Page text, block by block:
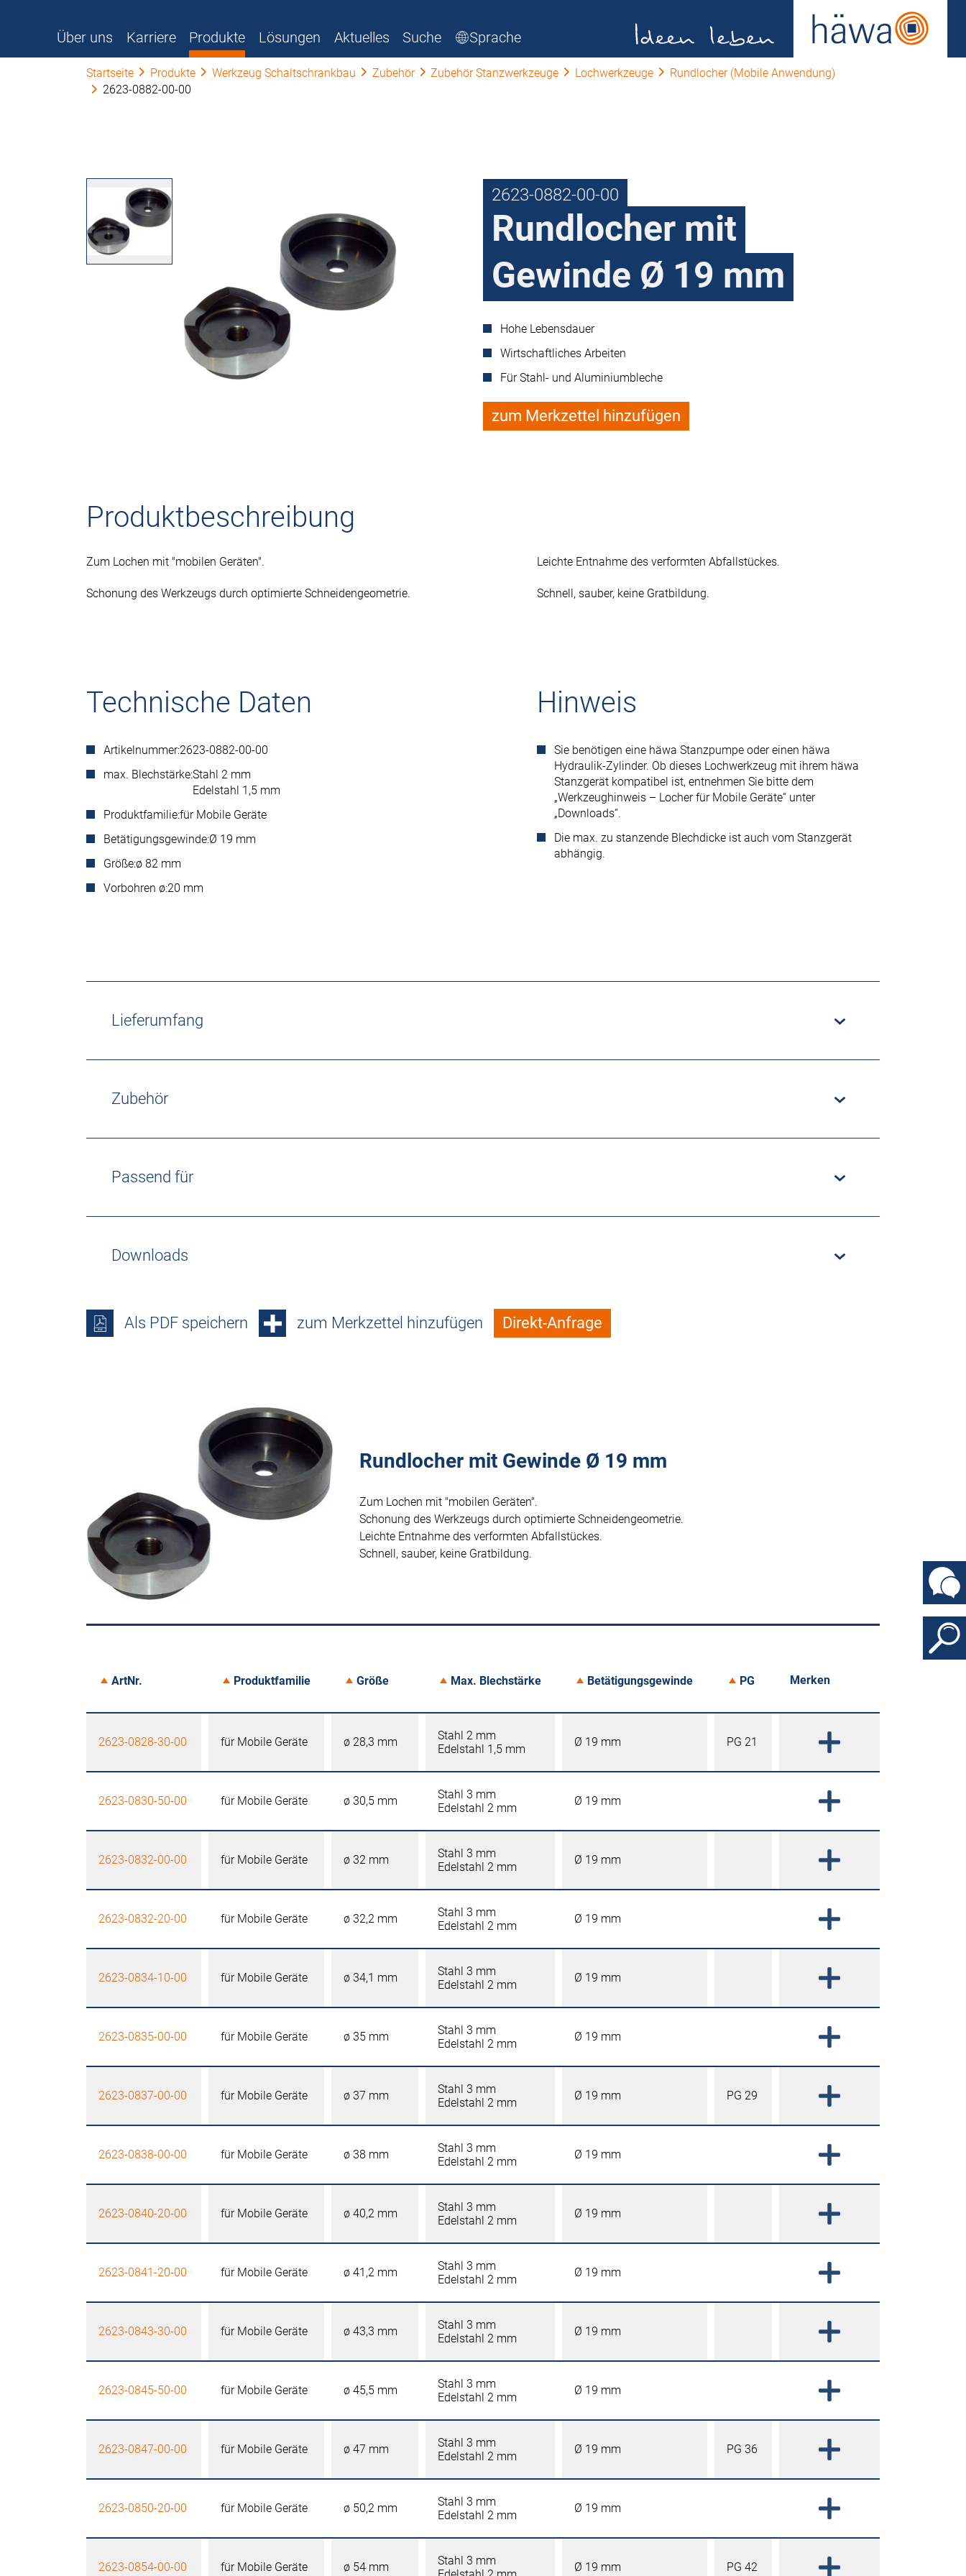
Über uns Karriere Produkte Lösungen Aktuelles Suche Sprache
Startseite Produkte Werkzeug Schaltschrankbau Zubehör Zubehör Stanzwerkzeuge Lochwerkzeuge
Rundlocher (Mobile Anwendung)
2623-0882-00-00
2623-0882-00-00
Rundlocher mit
Gewinde Ø 19 mm
Hohe Lebensdauer
Wirtschaftliches Arbeiten
Für Stahl- und Aluminiumbleche
zum Merkzettel hinzufügen
Produktbeschreibung
Zum Lochen mit "mobilen Geräten".
Schonung des Werkzeugs durch optimierte Schneidengeometrie.
Leichte Entnahme des verformten Abfallstückes.
Schnell, sauber, keine Gratbildung.
Technische Daten
Artikelnummer:2623-0882-00-00
max. Blechstärke:Stahl 2 mm
Edelstahl 1,5 mm
Produktfamilie:für Mobile Geräte
Betätigungsgewinde:Ø 19 mm
Größe:ø 82 mm
Vorbohren ø:20 mm
Hinweis
Sie benötigen eine häwa Stanzpumpe oder einen häwa
Hydraulik-Zylinder. Ob dieses Lochwerkzeug mit ihrem häwa
Stanzgerät kompatibel ist, entnehmen Sie bitte dem
„Werkzeughinweis – Locher für Mobile Geräte“ unter
„Downloads“.
Die max. zu stanzende Blechdicke ist auch vom Stanzgerät
abhängig.
Lieferumfang
Zubehör
Passend für
Downloads
Als PDF speichern zum Merkzettel hinzufügen Direkt-Anfrage
Rundlocher mit Gewinde Ø 19 mm
Zum Lochen mit "mobilen Geräten".
Schonung des Werkzeugs durch optimierte Schneidengeometrie.
Leichte Entnahme des verformten Abfallstückes.
Schnell, sauber, keine Gratbildung.
ArtNr. Produktfamilie Größe Max. Blechstärke Betätigungsgewinde PG Merken
2623-0828-30-00 für Mobile Geräte ø 28,3 mm
Stahl 2 mm
Edelstahl 1,5 mm
Ø 19 mm PG 21
2623-0830-50-00 für Mobile Geräte ø 30,5 mm
Stahl 3 mm
Edelstahl 2 mm
Ø 19 mm
2623-0832-00-00 für Mobile Geräte ø 32 mm
Stahl 3 mm
Edelstahl 2 mm
Ø 19 mm
2623-0832-20-00 für Mobile Geräte ø 32,2 mm
Stahl 3 mm
Edelstahl 2 mm
Ø 19 mm
2623-0834-10-00 für Mobile Geräte ø 34,1 mm
Stahl 3 mm
Edelstahl 2 mm
Ø 19 mm
2623-0835-00-00 für Mobile Geräte ø 35 mm
Stahl 3 mm
Edelstahl 2 mm
Ø 19 mm
2623-0837-00-00 für Mobile Geräte ø 37 mm
Stahl 3 mm
Edelstahl 2 mm
Ø 19 mm PG 29
2623-0838-00-00 für Mobile Geräte ø 38 mm
Stahl 3 mm
Edelstahl 2 mm
Ø 19 mm
2623-0840-20-00 für Mobile Geräte ø 40,2 mm
Stahl 3 mm
Edelstahl 2 mm
Ø 19 mm
2623-0841-20-00 für Mobile Geräte ø 41,2 mm
Stahl 3 mm
Edelstahl 2 mm
Ø 19 mm
2623-0843-30-00 für Mobile Geräte ø 43,3 mm
Stahl 3 mm
Edelstahl 2 mm
Ø 19 mm
2623-0845-50-00 für Mobile Geräte ø 45,5 mm
Stahl 3 mm
Edelstahl 2 mm
Ø 19 mm
2623-0847-00-00 für Mobile Geräte ø 47 mm
Stahl 3 mm
Edelstahl 2 mm
Ø 19 mm PG 36
2623-0850-20-00 für Mobile Geräte ø 50,2 mm
Stahl 3 mm
Edelstahl 2 mm
Ø 19 mm
2623-0854-00-00 für Mobile Geräte ø 54 mm
Stahl 3 mm
Ø 19 mm PG 42